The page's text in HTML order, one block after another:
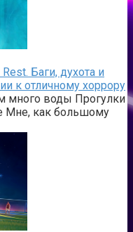
Баги, духота и
к отличному хоррору
много воды Прогулки
Мне, как большому